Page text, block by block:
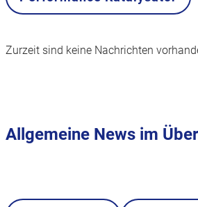
Zurzeit sind keine Nachrichten
Allgemeine News im